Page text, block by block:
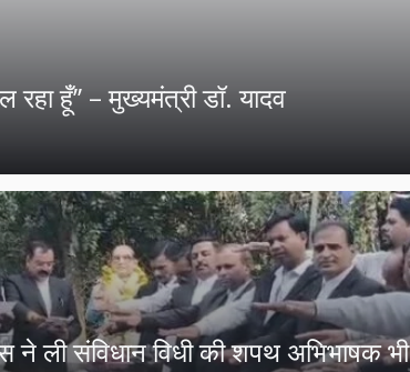
हूँ’’ – मुख्‍यमंत्री डॉ. यादव
ली संविधान विधी की शपथ अभिभाषक भी